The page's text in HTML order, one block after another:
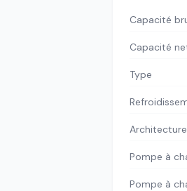
Capacité
Capacité
Type
Architecture
Pompe à
Pompe à